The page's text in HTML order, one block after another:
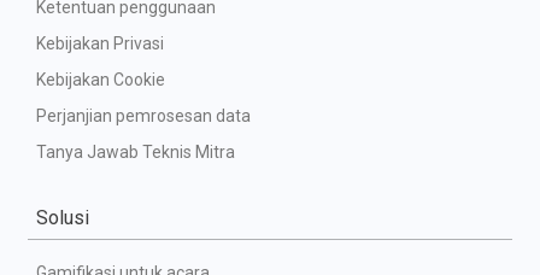
Ketentuan penggunaan
Kebijakan Privasi
Kebijakan Cookie
Perjanjian pemrosesan data
Tanya Jawab Teknis Mitra
Solusi